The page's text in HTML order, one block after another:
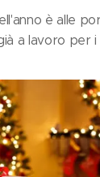
è alle
a lavoro per i